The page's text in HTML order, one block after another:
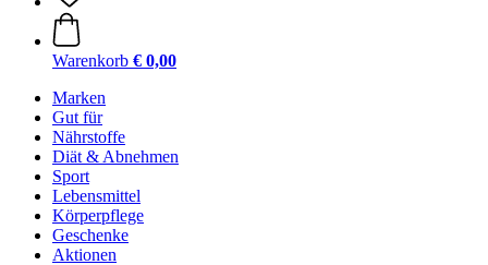
Warenkorb € 0,00
Marken
Gut für
Nährstoffe
Diät & Abnehmen
Sport
Lebensmittel
Körperpflege
Geschenke
Aktionen